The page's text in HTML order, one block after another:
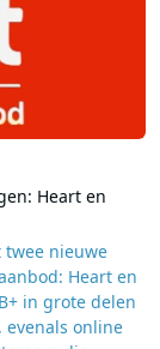
Heart en
nieuwe
Heart en
in grote delen
evenals online